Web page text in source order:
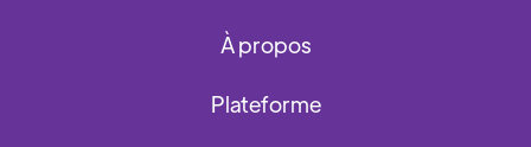
À propos
Plateforme